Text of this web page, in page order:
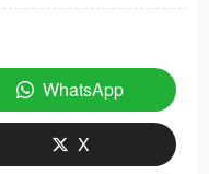
WhatsApp
X